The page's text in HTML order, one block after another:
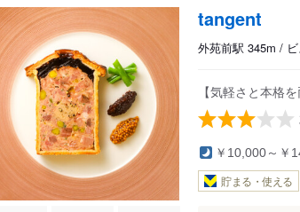
tangent
外苑前駅 345m / ビ
【気軽さと本格
￥10,000～￥
貯まる・使える